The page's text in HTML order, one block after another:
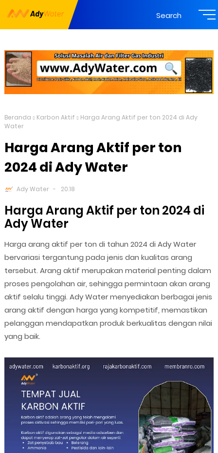
Search
Beranda Karbon Aktif
Harga Arang Aktif per ton 2024 di Ady
Water
Harga Arang Aktif per ton
2024 di Ady Water
Ady Water 20.18
Harga Arang Aktif per ton 2024 di
Ady Water
Harga arang aktif per ton di tahun 2024 di Ady Water
bervariasi tergantung pada jenis dan kualitas arang
tersebut. Arang aktif merupakan material penting dalam
proses pengolahan air, sehingga permintaan akan arang
aktif selalu tinggi. Ady Water menyediakan berbagai jenis
arang aktif dengan harga yang kompetitif, memastikan
pelanggan mendapatkan produk berkualitas dengan nilai
yang baik.